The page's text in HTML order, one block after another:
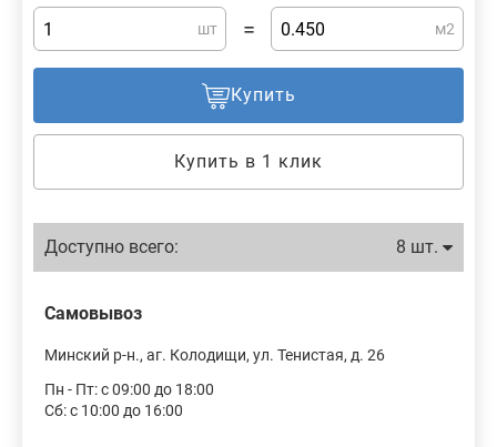
шт = м2
Купить
Купить в 1 клик
Доступно всего: 8 шт.
Самовывоз
Минский р-н., аг. Колодищи, ул. Тенистая, д. 26
Пн - Пт: с 09:00 до 18:00
Сб: с 10:00 до 16:00